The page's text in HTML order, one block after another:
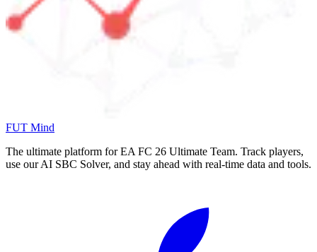
FUT Mind
The ultimate platform for EA FC 26 Ultimate Team. Track players,
use our AI SBC Solver, and stay ahead with real-time data and tools.